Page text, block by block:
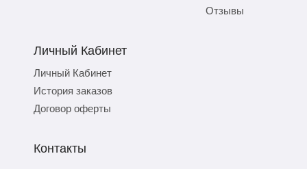
Отзывы
Личный Кабинет
Личный Кабинет
История заказов
Договор оферты
Контакты